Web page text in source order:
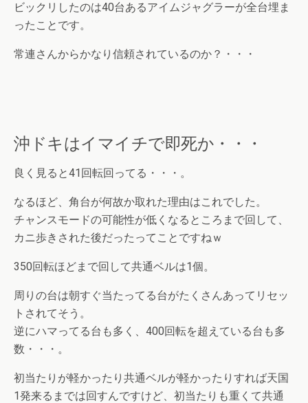
ビックリしたのは40台あるアイムジャグラーが全台埋ま
ったことです。
常連さんからかなり信頼されているのか？・・・
沖ドキはイマイチで即死か・・・
良く見ると41回転回ってる・・・。
なるほど、角台が何故か取れた理由はこれでした。
チャンスモードの可能性が低くなるところまで回して、
カニ歩きされた後だったってことですねｗ
350回転ほどまで回して共通ベルは1個。
周りの台は朝すぐ当たってる台がたくさんあってリセッ
トされてそう。
逆にハマってる台も多く、400回転を超えている台も多
数・・・。
初当たりが軽かったり共通ベルが軽かったりすれば天国
1発来るまでは回すんですけど、初当たりも重くて共通